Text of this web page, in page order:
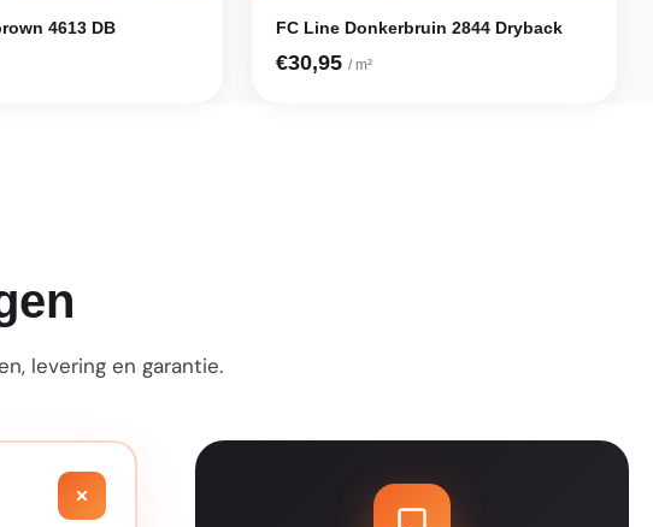
4613 DB FC Line Donkerbruin 2844 Dryback
€30,95 / m²
levering en garantie.